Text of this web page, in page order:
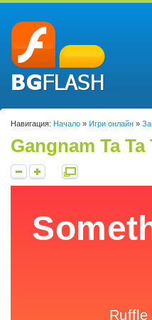
Навигация: Начало » Игри онлайн »
Gangnam Ta Ta